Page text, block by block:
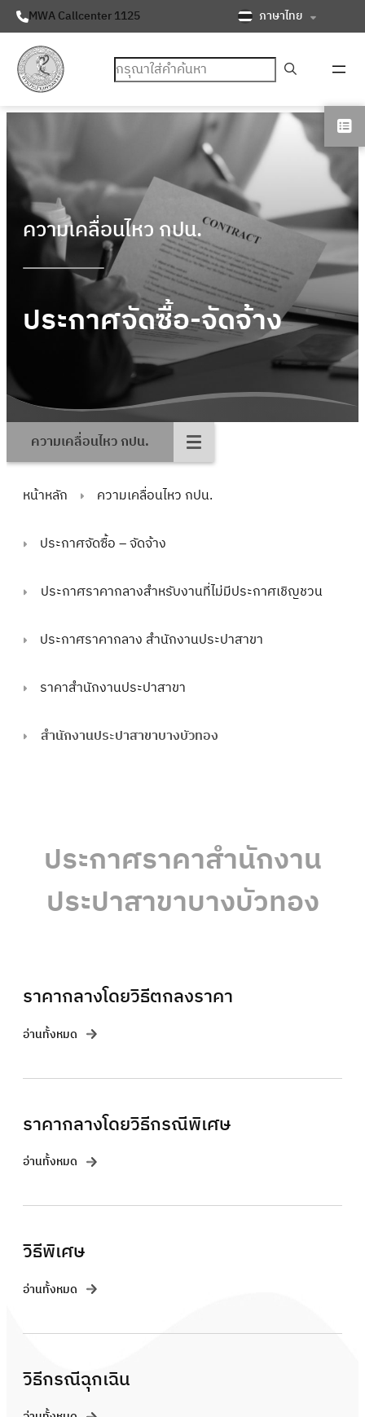
MWA Callcenter 1125 ภาษาไทย
ค้นหา
ความเคลื่อนไหว กปน.
ประกาศจัดซื้อ-จัดจ้าง
ความเคลื่อนไหว กปน.
หน้าหลัก ความเคลื่อนไหว กปน.
ประกาศจัดซื้อ – จัดจ้าง
ประกาศราคากลางสำหรับงานที่ไม่มีประกาศเชิญชวน
ประกาศราคากลาง สำนักงานประปาสาขา
ราคาสำนักงานประปาสาขา
สำนักงานประปาสาขาบางบัวทอง
ประกาศราคาสำนักงาน
ประปาสาขาบางบัวทอง
ราคากลางโดยวิธีตกลงราคา
อ่านทั้งหมด
ราคากลางโดยวิธีกรณีพิเศษ
อ่านทั้งหมด
วิธีพิเศษ
อ่านทั้งหมด
วิธีกรณีฉุกเฉิน